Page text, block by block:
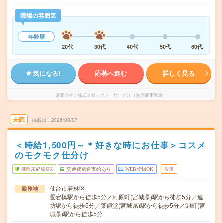
職場の雰囲気
年齢層
20代
30代 40代 50代 60代
気になる! 応募へ進む 詳しく見る
派遣会社 株式会社テクノ・サービス（無期雇用派遣）
未読 掲載日 2026/08/07
＜時給1,500円～＊好きな時にお仕事＞コスメ
のモクモク仕分け
職種未経験OK 交通費別途支給あり WEB登録OK 派遣
勤務地
仙台市若林区
愛宕橋駅から徒歩5分／河原町(宮城県)駅から徒歩5分／連
坊駅から徒歩5分／薬師堂(宮城県)駅から徒歩5分／卸町(宮
城県)駅から徒歩5分